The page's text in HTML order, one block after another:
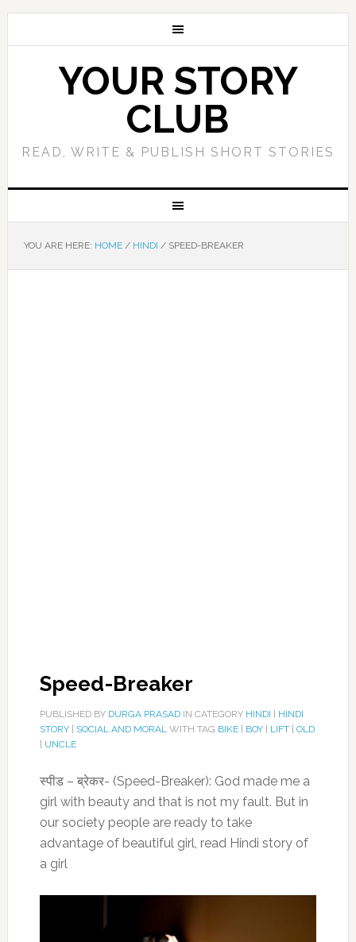
YOUR STORY
CLUB
READ, WRITE & PUBLISH SHORT STORIES
YOU ARE HERE: HOME / HINDI /SPEED-BREAKER
Speed-Breaker
PUBLISHED BY DURGA PRASADIN CATEGORY HINDI
HINDI
STORY| SOCIAL AND MORALWITH TAG BIKE| BOY| LIFT| OLD
UNCLE
स्पीड – ब्रेकर- (Speed-Breaker): God made me a
girl with beauty and that is not my fault. But in
our society people are ready to take
advantage of beautiful girl, read Hindi story of
a girl